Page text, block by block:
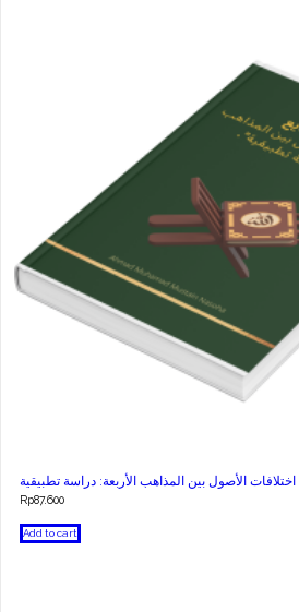
الأصول بين المذاهب الأربعة: دراسة تطبيقية
Rp87.600
Add to cart